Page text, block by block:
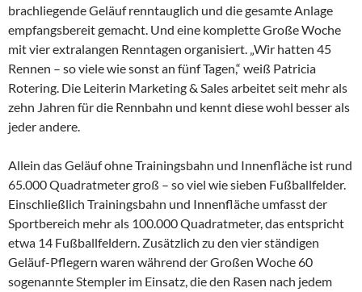
brachliegende Geläuf renntauglich und die gesamte Anlage
empfangsbereit gemacht. Und eine komplette Große Woche
mit vier extralangen Renntagen organisiert. „Wir hatten 45
Rennen – so viele wie sonst an fünf Tagen,“ weiß Patricia
Rotering. Die Leiterin Marketing & Sales arbeitet seit mehr als
zehn Jahren für die Rennbahn und kennt diese wohl besser als
jeder andere.
Allein das Geläuf ohne Trainingsbahn und Innenfläche ist rund
65.000 Quadratmeter groß – so viel wie sieben Fußballfelder.
Einschließlich Trainingsbahn und Innenfläche umfasst der
Sportbereich mehr als 100.000 Quadratmeter, das entspricht
etwa 14 Fußballfeldern. Zusätzlich zu den vier ständigen
Geläuf-Pflegern waren während der Großen Woche 60
sogenannte Stempler im Einsatz, die den Rasen nach jedem